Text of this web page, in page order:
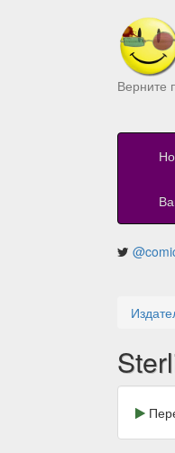
Верните